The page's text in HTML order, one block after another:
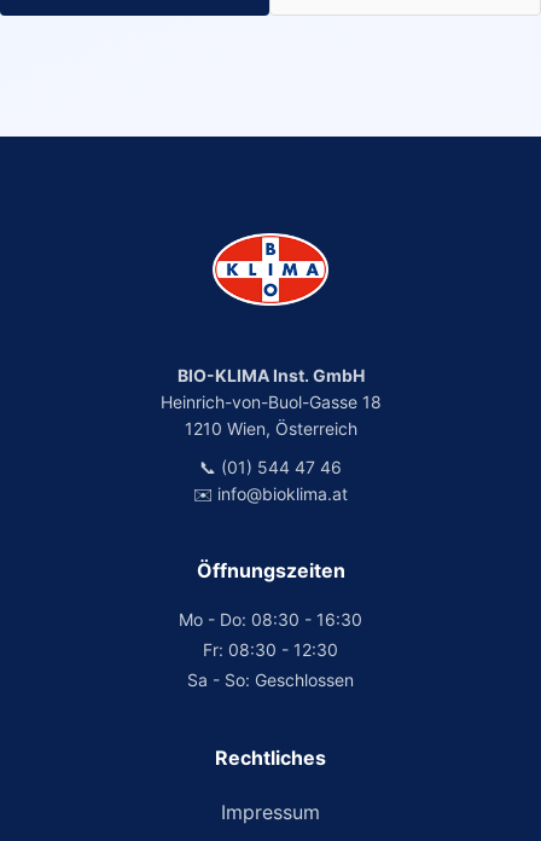
BIO-KLIMA Inst. GmbH
Heinrich-von-Buol-Gasse 18
1210 Wien, Österreich
📞 (01) 544 47 46
✉️ info@bioklima.at
Öffnungszeiten
Mo - Do: 08:30 - 16:30
Fr: 08:30 - 12:30
Sa - So: Geschlossen
Rechtliches
Impressum